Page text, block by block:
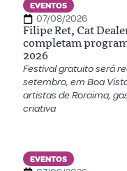
EVENTOS
07/08/2026
Filipe Ret, Cat
completam
2026
Festival gratuito será
setembro, em Boa
artistas de Roraima,
criativa
EVENTOS